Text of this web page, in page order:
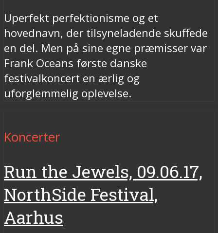
Uperfekt perfektionisme og et
hovednavn, der tilsyneladende skuffede
en del. Men på sine egne præmisser var
Frank Oceans første danske
festivalkoncert en ærlig og
uforglemmelig oplevelse.
Koncerter
Run the Jewels, 09.06.17,
NorthSide Festival,
Aarhus